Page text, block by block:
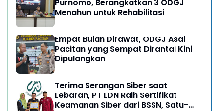
Purnomo, Berangkatkan 3 ODGJ
Menahun untuk Rehabilitasi
Empat Bulan Dirawat, ODGJ Asal
Pacitan yang Sempat Dirantai Kini
Dipulangkan
Terima Serangan Siber saat
Lebaran, PT LDN Raih Sertifikat
Keamanan Siber dari BSSN, Satu-